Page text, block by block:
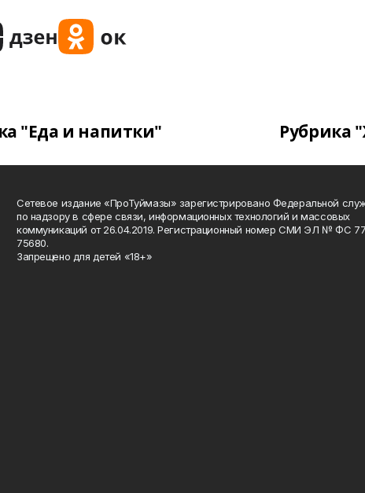
"Еда и напитки" Рубрика
Сетевое издание «ПроТуймазы» зарегистрировано Федеральной
по надзору в сфере связи, информационных технологий и массовых
коммуникаций от 26.04.2019. Регистрационный номер СМИ ЭЛ № ФС
75680.
Запрещено для детей «18+»